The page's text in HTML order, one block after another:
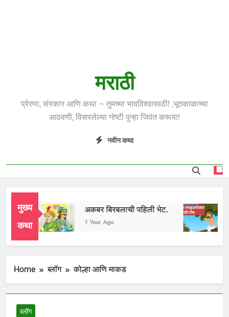
मराठी
प्रेरणा, संस्कार आणि कथा – तुमच्या भावविश्वासाठी! ,भूतकाळाच्या
आठवणी, विसरलेल्या गोष्टी पुन्हा जिवंत करूया!
नवीन कथा
मुख्य
कथा
अकबर बिरबलाची पहिली भेट.
1 Year Ago
Home ब्लॉग कोल्हा आणि माकड
ब्लॉग